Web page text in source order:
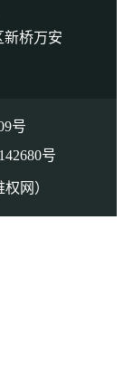
新桥万安
号
号
网）